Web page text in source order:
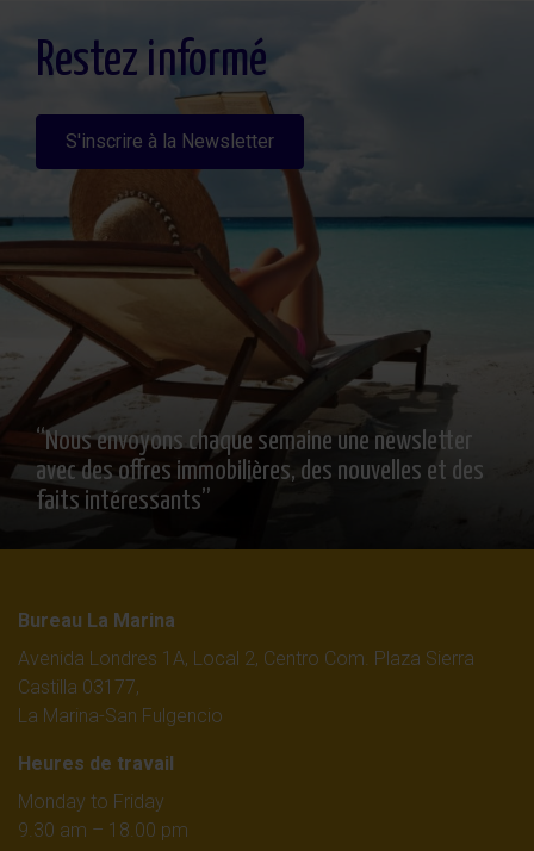
detallada sobre protección de datos
Aquí.
Restez informé
S'inscrire à la Newsletter
“Nous envoyons chaque semaine une newsletter
avec des offres immobilières, des nouvelles et des
faits intéressants”
Bureau La Marina
Avenida Londres 1A, Local 2, Centro Com. Plaza Sierra
Castilla 03177,
La Marina-San Fulgencio
Heures de travail
Monday to Friday
9.30 am – 18.00 pm